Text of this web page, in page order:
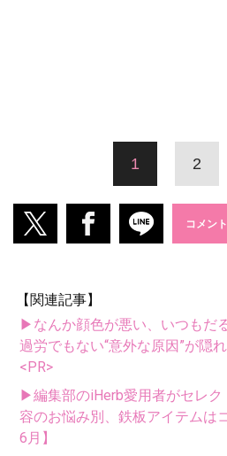
1 2
コメン
【関連記事】
▶なんか顔色が悪い、いつもだ
過労でもない“意外な原因”が隠
<PR>
▶編集部のiHerb愛用者がセレク
容のお悩み別、鉄板アイテムは
6月】